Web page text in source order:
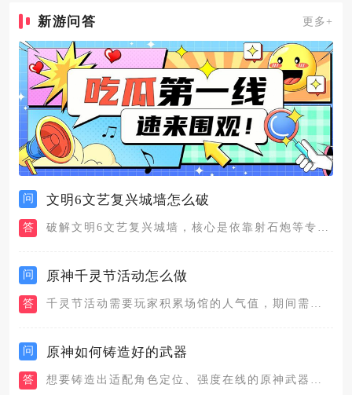
新游问答 更多+
问 文明6文艺复兴城墙怎么破
答
问 原神千灵节活动怎么做
答
问 原神如何铸造好的武器
答